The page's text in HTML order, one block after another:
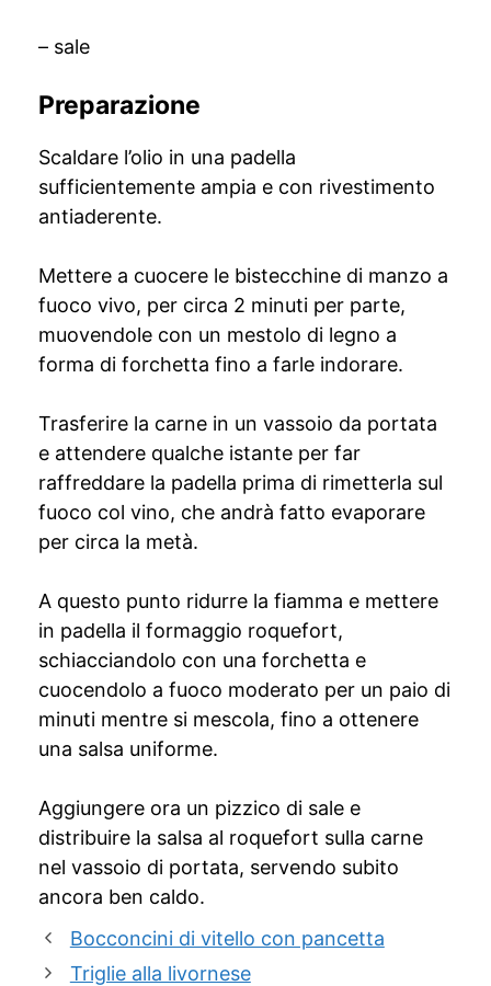
– sale
Preparazione
Scaldare l’olio in una padella
sufficientemente ampia e con rivestimento
antiaderente.
Mettere a cuocere le bistecchine di manzo a
fuoco vivo, per circa 2 minuti per parte,
muovendole con un mestolo di legno a
forma di forchetta fino a farle indorare.
Trasferire la carne in un vassoio da portata
e attendere qualche istante per far
raffreddare la padella prima di rimetterla sul
fuoco col vino, che andrà fatto evaporare
per circa la metà.
A questo punto ridurre la fiamma e mettere
in padella il formaggio roquefort,
schiacciandolo con una forchetta e
cuocendolo a fuoco moderato per un paio di
minuti mentre si mescola, fino a ottenere
una salsa uniforme.
Aggiungere ora un pizzico di sale e
distribuire la salsa al roquefort sulla carne
nel vassoio di portata, servendo subito
ancora ben caldo.
Bocconcini di vitello con pancetta
Triglie alla livornese